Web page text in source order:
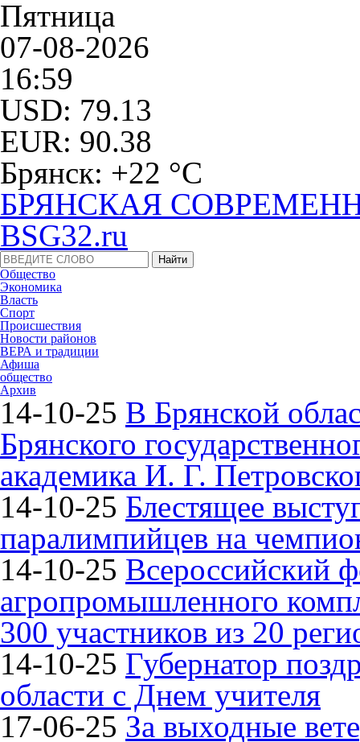
Пятница
07-08-2026
16:59
USD: 79.13
EUR: 90.38
Брянск: +22 °С
БРЯНСКАЯ
BSG32.ru
Общество
Экономика
Власть
Спорт
Происшествия
Новости районов
ВЕРА и традиции
Афиша
общество
Архив
14-10-25 В Брянской
Брянского
академика И. Г.
14-10-25 Блестящее
паралимпийцев на
14-10-25 Всероссийский
агропромышленного
300 участников из 20
14-10-25 Губернатор
области с Днем учителя
17-06-25 За выходные